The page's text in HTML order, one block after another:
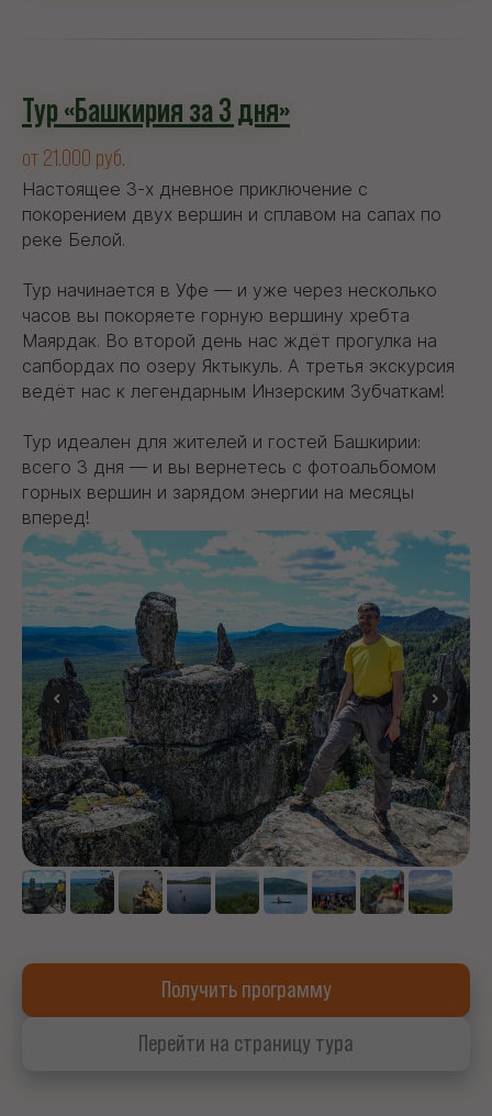
Тур «Башкирия за 3 дня»
от 21.000 руб.
Настоящее 3-х дневное приключение с
покорением двух вершин и сплавом на сапах по
реке Белой.
Тур начинается в Уфе — и уже через несколько
часов вы покоряете горную вершину хребта
Маярдак. Во второй день нас ждёт прогулка на
сапбордах по озеру Яктыкуль. А третья экскурсия
ведёт нас к легендарным Инзерским Зубчаткам!
Тур идеален для жителей и гостей Башкирии:
всего 3 дня — и вы вернетесь с фотоальбомом
горных вершин и зарядом энергии на месяцы
вперед!
Получить программу
Перейти на страницу тура